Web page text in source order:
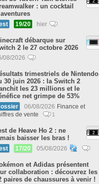
: un cocktail
19/20 hier
débarque sur
2 le 27 octobre 2026
08/2026
trimestriels de Nintendo
30 juin 2026 : la Switch 2
les 23 millions et le
net grimpe de 53%
06/08/2026 Finance et
de vente
1
de Heave Ho 2 : ne
baisser les bras !
17/20 05/08/2026
et Adidas présentent
collaboration : découvrez les
paires de chaussures à venir !